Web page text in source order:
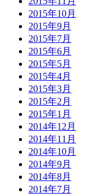
2015年10月
2015年9月
2015年7月
2015年6月
2015年5月
2015年4月
2015年3月
2015年2月
2015年1月
2014年12月
2014年11月
2014年10月
2014年9月
2014年8月
2014年7月